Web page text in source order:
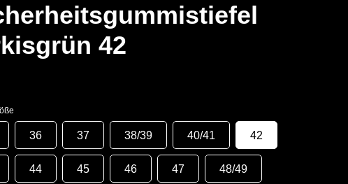
42
36 37 38/39 40/41 42
44 45 46 47 48/49